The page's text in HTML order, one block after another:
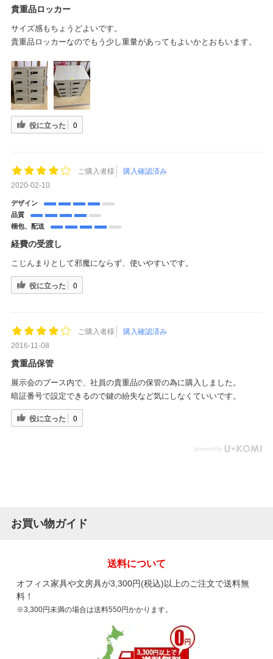
貴重品ロッカー
サイズ感もちょうどよいです。
貴重品ロッカーなのでもう少し重量があってもよいかとおもいます。
役に立った 0
ご購入者様
購入確認済み
2020-02-10
デザイン
品質
梱包、配送
経費の受渡し
こじんまりとして邪魔にならず、使いやすいです。
役に立った 0
ご購入者様
購入確認済み
2016-11-08
貴重品保管
展示会のブース内で、社員の貴重品の保管の為に購入しました。
暗証番号で設定できるので鍵の紛失など気にしなくていいです。
役に立った 0
お買い物ガイド
送料について
オフィス家具や文房具が3,300円(税込)以上のご注文で送料無
料！
※3,300円未満の場合は送料550円かかります。